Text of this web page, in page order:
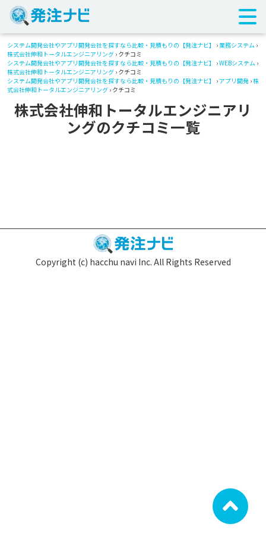
システム開発会社やアプリ開発会社を探すなら比較・見積もりの【発注ナビ】 › 業務システム ›
株式会社伸和トータルエンジニアリング › クチコミ
システム開発会社やアプリ開発会社を探すなら比較・見積もりの【発注ナビ】
›WEBシステム ›
株式会社伸和トータルエンジニアリング › クチコミ
システム開発会社やアプリ開発会社を探すなら比較・見積もりの【発注ナビ】
› アプリ開発 ›株
式会社伸和トータルエンジニアリング › クチコミ
株式会社伸和トータルエンジニアリ
ングのクチコミ一覧
Copyright (c) hacchu navi Inc. All Rights Reserved